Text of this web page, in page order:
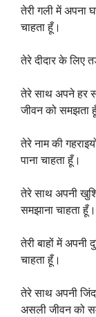
तेरी गली में अपना
चाहता हूँ।
तेरे दीदार के लिए
तेरे साथ अपने हर
जीवन को समझता
तेरे नाम की
पाना चाहता हूँ।
तेरे साथ अपनी
समझाना चाहता हूँ।
तेरी बाहों में अपनी
चाहता हूँ।
तेरे साथ अपनी
असली जीवन को